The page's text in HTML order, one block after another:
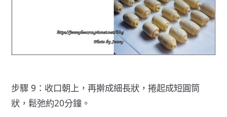
步驟 9：收口朝上，再擀成細長狀，捲起成短圓筒
狀，鬆弛約20分鐘。